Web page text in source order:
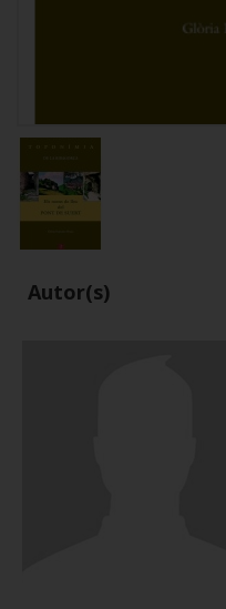
Autor(s)